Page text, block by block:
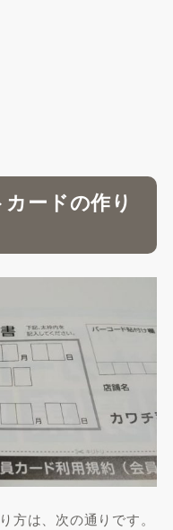
ードの作り
方は、次の通りです。